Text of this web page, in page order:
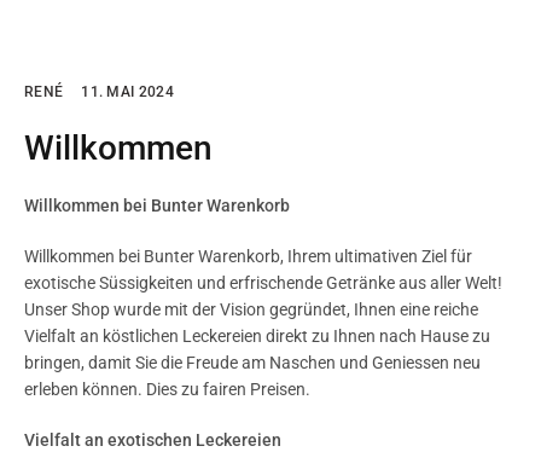
RENÉ 11. MAI 2024
Willkommen
Willkommen bei Bunter Warenkorb
Willkommen bei Bunter Warenkorb, Ihrem ultimativen Ziel für
exotische Süssigkeiten und erfrischende Getränke aus aller Welt!
Unser Shop wurde mit der Vision gegründet, Ihnen eine reiche
Vielfalt an köstlichen Leckereien direkt zu Ihnen nach Hause zu
bringen, damit Sie die Freude am Naschen und Geniessen neu
erleben können. Dies zu fairen Preisen.
Vielfalt an exotischen Leckereien